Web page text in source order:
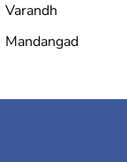
Varandh
Mandangad